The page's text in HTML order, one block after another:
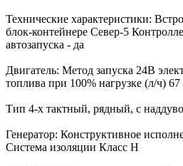
Технические характеристики:
блок-контейнере Север-5
автозапуска - да
Двигатель: Метод запуска 24В
топлива при 100% нагрузке (л/ч)
Тип 4-х тактный, рядный, с
Генератор: Конструктивное
Система изоляции Класс H